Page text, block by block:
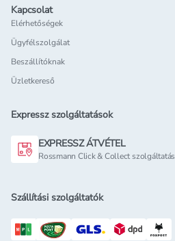
Kapcsolat
Elérhetőségek
Ügyfélszolgálat
Beszállítóknak
Üzletkereső
Expressz szolgáltatások
EXPRESSZ ÁTVÉTEL
Rossmann Click & Collect szolgáltatás
Szállítási szolgáltatók